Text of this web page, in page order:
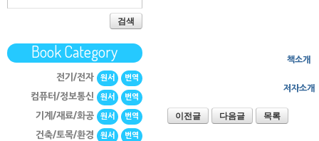
검색
Book Category
전기/전자 원서 번역
컴퓨터/정보통신 원서 번역
기계/재료/화공 원서 번역
건축/토목/환경 원서 번역
책소개
저자소개
이전글 다음글 목록